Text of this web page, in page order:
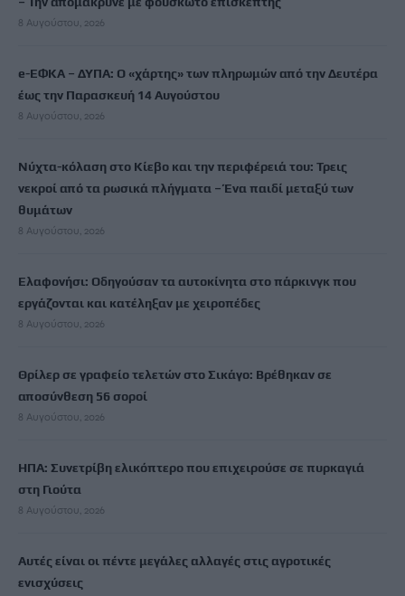
8 Αυγούστου, 2026
e-ΕΦΚΑ – ΔΥΠΑ: Ο «χάρτης» των πληρωμών από την Δευτέρα
έως την Παρασκευή 14 Αυγούστου
8 Αυγούστου, 2026
Νύχτα-κόλαση στο Κίεβο και την περιφέρειά του: Τρεις
νεκροί από τα ρωσικά πλήγματα – Ένα παιδί μεταξύ των
θυμάτων
8 Αυγούστου, 2026
Ελαφονήσι: Οδηγούσαν τα αυτοκίνητα στο πάρκινγκ που
εργάζονται και κατέληξαν με χειροπέδες
8 Αυγούστου, 2026
Θρίλερ σε γραφείο τελετών στο Σικάγο: Βρέθηκαν σε
αποσύνθεση 56 σοροί
8 Αυγούστου, 2026
ΗΠΑ: Συνετρίβη ελικόπτερο που επιχειρούσε σε πυρκαγιά
στη Γιούτα
8 Αυγούστου, 2026
Αυτές είναι οι πέντε μεγάλες αλλαγές στις αγροτικές
ενισχύσεις